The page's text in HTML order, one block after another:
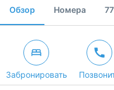
Обзор Номера
Забронировать